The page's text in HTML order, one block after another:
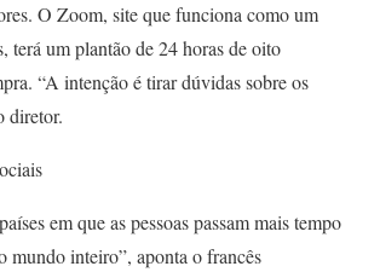
O Zoom, site que funciona como um
terá um plantão de 24 horas de oito
“A intenção é tirar dúvidas sobre os
diretor.
em que as pessoas passam mais tempo
mundo inteiro”, aponta o francês